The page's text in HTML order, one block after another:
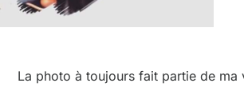
La photo à toujours fait partie de ma